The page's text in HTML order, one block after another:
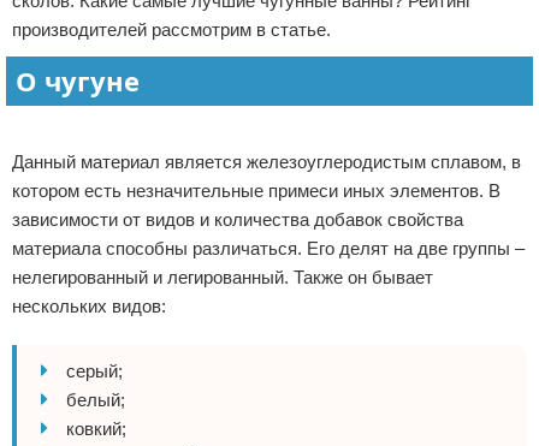
Разное
производителей рассмотрим в статье.
О чугуне
Данный материал является железоуглеродистым сплавом, в
котором есть незначительные примеси иных элементов. В
зависимости от видов и количества добавок свойства
материала способны различаться. Его делят на две группы –
нелегированный и легированный. Также он бывает
нескольких видов:
серый;
белый;
ковкий;